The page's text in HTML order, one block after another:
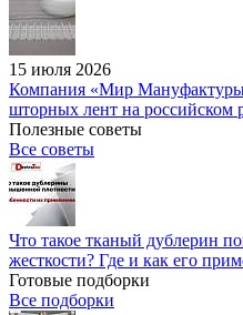
15 июля 2026
Компания «Мир
шторных лент на российском
Полезные советы
Все советы
Что такое тканый дублерин
жесткости? Где и как его
Готовые подборки
Все подборки